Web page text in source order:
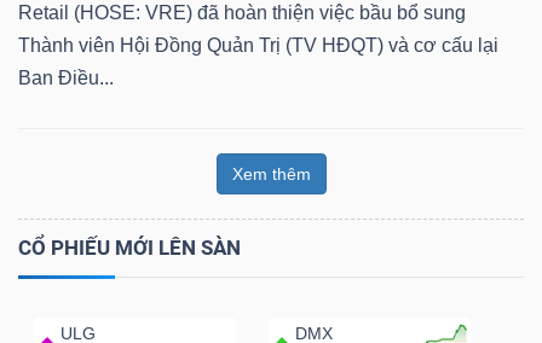
Retail (HOSE: VRE) đã hoàn thiện việc bầu bổ sung
Thành viên Hội Đồng Quản Trị (TV HĐQT) và cơ cấu lại
Ban Điều...
Xem thêm
CỔ PHIẾU MỚI LÊN SÀN
ULG DMX